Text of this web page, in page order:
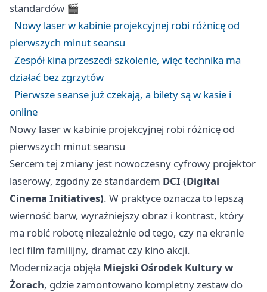
standardów 🎬
Nowy laser w kabinie projekcyjnej robi różnicę od
pierwszych minut seansu
Zespół kina przeszedł szkolenie, więc technika ma
działać bez zgrzytów
Pierwsze seanse już czekają, a bilety są w kasie i
online
Nowy laser w kabinie projekcyjnej robi różnicę od
pierwszych minut seansu
Sercem tej zmiany jest nowoczesny cyfrowy projektor
laserowy, zgodny ze standardem DCI (Digital
Cinema Initiatives). W praktyce oznacza to lepszą
wierność barw, wyraźniejszy obraz i kontrast, który
ma robić robotę niezależnie od tego, czy na ekranie
leci film familijny, dramat czy kino akcji.
Modernizacja objęła Miejski Ośrodek Kultury w
Żorach, gdzie zamontowano kompletny zestaw do